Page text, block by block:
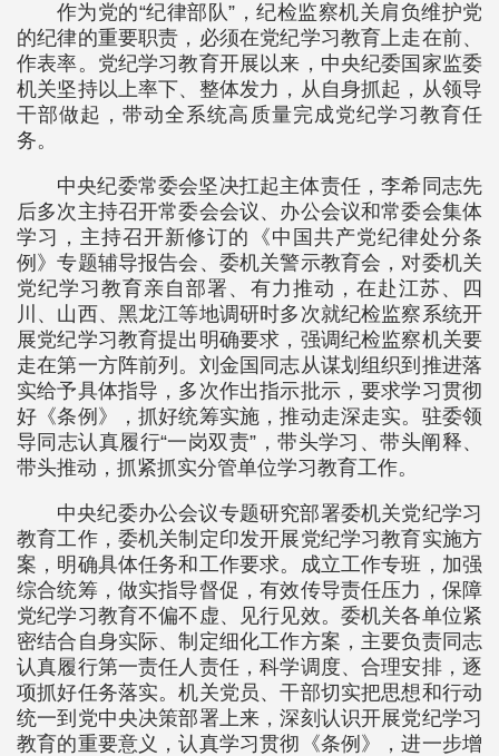
作为党的“纪律部队”，纪检监察机关肩负维护党
的纪律的重要职责，必须在党纪学习教育上走在前、
作表率。党纪学习教育开展以来，中央纪委国家监委
机关坚持以上率下、整体发力，从自身抓起，从领导
干部做起，带动全系统高质量完成党纪学习教育任
务。
中央纪委常委会坚决扛起主体责任，李希同志先
后多次主持召开常委会会议、办公会议和常委会集体
学习，主持召开新修订的《中国共产党纪律处分条
例》专题辅导报告会、委机关警示教育会，对委机关
党纪学习教育亲自部署、有力推动，在赴江苏、四
川、山西、黑龙江等地调研时多次就纪检监察系统开
展党纪学习教育提出明确要求，强调纪检监察机关要
走在第一方阵前列。刘金国同志从谋划组织到推进落
实给予具体指导，多次作出指示批示，要求学习贯彻
好《条例》，抓好统筹实施，推动走深走实。驻委领
导同志认真履行“一岗双责”，带头学习、带头阐释、
带头推动，抓紧抓实分管单位学习教育工作。
中央纪委办公会议专题研究部署委机关党纪学习
教育工作，委机关制定印发开展党纪学习教育实施方
案，明确具体任务和工作要求。成立工作专班，加强
综合统筹，做实指导督促，有效传导责任压力，保障
党纪学习教育不偏不虚、见行见效。委机关各单位紧
密结合自身实际、制定细化工作方案，主要负责同志
认真履行第一责任人责任，科学调度、合理安排，逐
项抓好任务落实。机关党员、干部切实把思想和行动
统一到党中央决策部署上来，深刻认识开展党纪学习
教育的重要意义，认真学习贯彻《条例》，进一步增